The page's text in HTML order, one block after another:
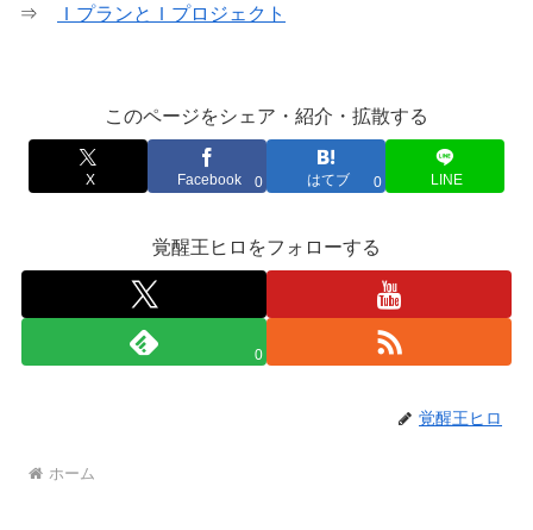
⇒ ＩプランとＩプロジェクト
このページをシェア・紹介・拡散する
X Facebook 0 はてブ 0 LINE
覚醒王ヒロをフォローする
0
覚醒王ヒロ
ホーム